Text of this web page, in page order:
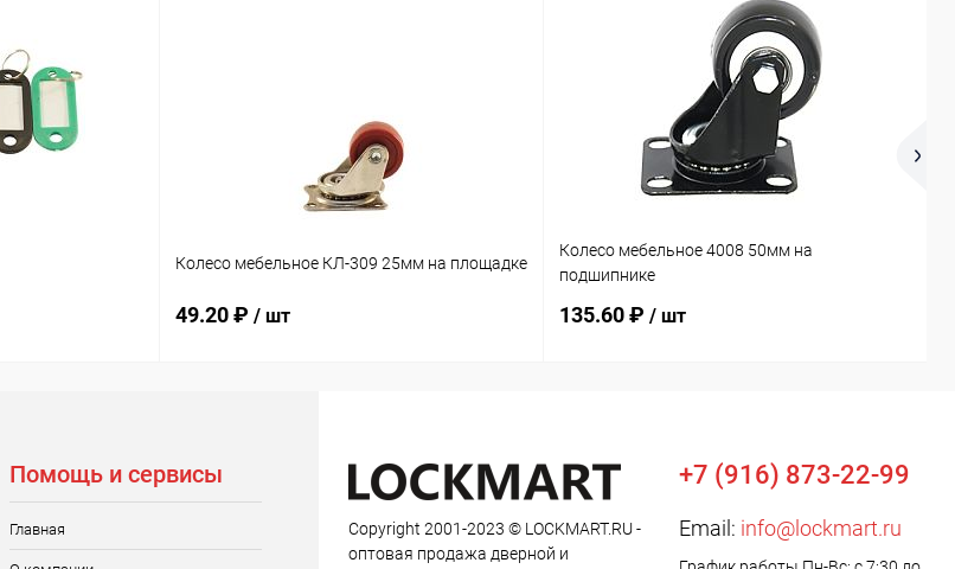
Колесо мебельное КЛ-309 25мм на площадке
49.20 ₽ / шт
Колесо мебельное 4008 50мм на
подшипнике
135.60 ₽ / шт
Помощь и сервисы
Главная
Copyright 2001-2023 © LOCKMART.RU -
оптовая продажа дверной и
+7 (916) 873-22-99
Email: info@lockmart.ru